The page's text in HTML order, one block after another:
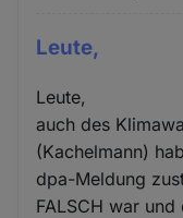
Leute,
Leute,
auch des
(Kachelmann)
dpa-Meldung
FALSCH war